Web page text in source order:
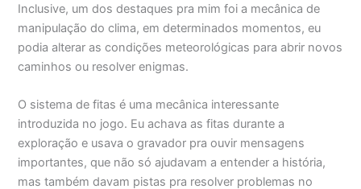
Inclusive, um dos destaques pra mim foi a mecânica de
manipulação do clima, em determinados momentos, eu
podia alterar as condições meteorológicas para abrir novos
caminhos ou resolver enigmas.
O sistema de fitas é uma mecânica interessante
introduzida no jogo. Eu achava as fitas durante a
exploração e usava o gravador pra ouvir mensagens
importantes, que não só ajudavam a entender a história,
mas também davam pistas pra resolver problemas no